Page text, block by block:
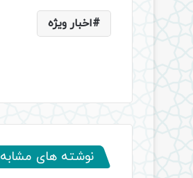
اخبار ویژه
نوشته های مشابه